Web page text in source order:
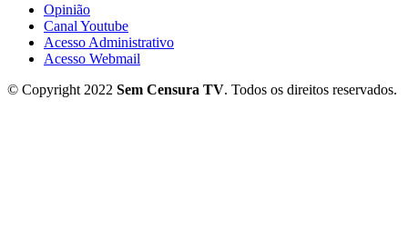
Opinião
Canal Youtube
Acesso Administrativo
Acesso Webmail
© Copyright 2022 Sem Censura TV. Todos os direitos reservados.